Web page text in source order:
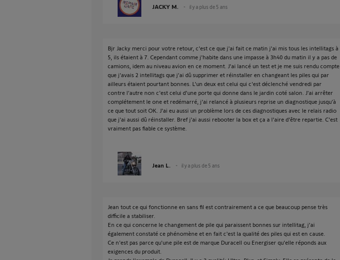
JACKY M. il y a plus de 5 ans
Bjr Jacky merci pour votre retour, c'est ce que j'ai fait ce matin j'ai mis tous les intellitags à
5, ils étaient à 7. Cependant comme j'habite dans une impasse à 3h40 du matin il y a pas de
camions, idem au niveau avion en ce moment. J'ai lancé un test et je me suis rendu compte
que j'avais 2 intellitags que j'ai dû supprimer et réinstaller en changeant les piles qui par
ailleurs étaient pourtant bonnes. L'un deux est celui qui c'est déclenché vendredi par
contre l'autre non c'est celui d'une porte qui donne dans le jardin coté salon. J'ai arrêter
complétement le one et redémarré, j'ai relancé à plusieurs reprise un diagnostique jusqu'à
ce que tout soit OK. J'ai eu aussi un problème lors de ces diagnostiques avec le relais radio
que j'ai aussi dû réinstaller. Bref j'ai aussi rebooter la box et ça a l'aire d'être repartie. C'est
vraiment pas fiable ce système.
Jean L. il y a plus de 5 ans
Jean tout ce qui fonctionne en sans fil est contrairement a ce que beaucoup pense très
difficile a stabiliser.
En ce qui concerne le changement de pile qui paraissent bonnes sur intellitag, j'ai
également constaté ce phénomène et en fait c'est la qualité des piles qui est en cause.
Ce n'est pas parce qu'une pile est de marque Duracell ou Energiser qu'elle réponds aux
exigences du produit.